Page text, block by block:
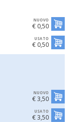
NUOVO
€ 0,50
USATO
€ 0,50
NUOVO
€ 3,50
USATO
€ 3,50